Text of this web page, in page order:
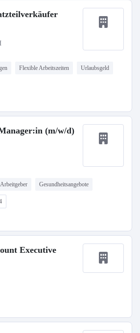
Flexible Arbeitszeiten Urlaubsgeld
(m/w/d)
Gesundheitsangebote
Executive